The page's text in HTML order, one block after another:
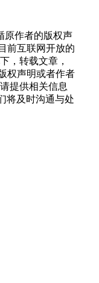
原作者的版权声
前互联网开放的
，转载文章，
权声明或者作者
提供相关信息
将及时沟通与处